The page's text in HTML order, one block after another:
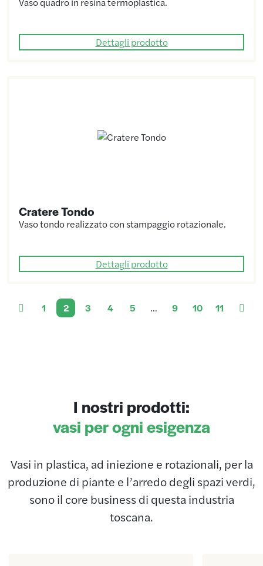
Dettagli prodotto
Cratere Tondo
Vaso tondo realizzato con stampaggio rotazionale.
Dettagli prodotto
1 2 3 4 5 … 9 10 11
I nostri prodotti:
vasi per ogni esigenza
Vasi in plastica, ad iniezione e rotazionali, per la
produzione di piante e l’arredo degli spazi verdi,
sono il core business di questa industria
toscana.